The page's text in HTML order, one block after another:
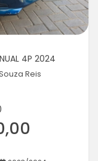
4P 2024
Reis